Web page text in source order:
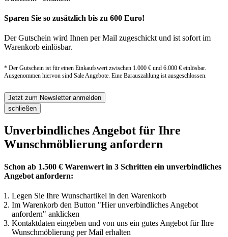
Sparen Sie so zusätzlich bis zu 600 Euro!
Der Gutschein wird Ihnen per Mail zugeschickt und ist sofort im
Warenkorb einlösbar.
* Der Gutschein ist für einen Einkaufswert zwischen 1.000 € und 6.000 € einlösbar.
Ausgenommen hiervon sind Sale Angebote. Eine Barauszahlung ist ausgeschlossen.
Jetzt zum Newsletter anmelden
schließen
Unverbindliches Angebot für Ihre
Wunschmöblierung anfordern
Schon ab 1.500 € Warenwert in 3 Schritten ein unverbindliches
Angebot anfordern:
Legen Sie Ihre Wunschartikel in den Warenkorb
Im Warenkorb den Button "Hier unverbindliches Angebot
anfordern" anklicken
Kontaktdaten eingeben und von uns ein gutes Angebot für Ihre
Wunschmöblierung per Mail erhalten